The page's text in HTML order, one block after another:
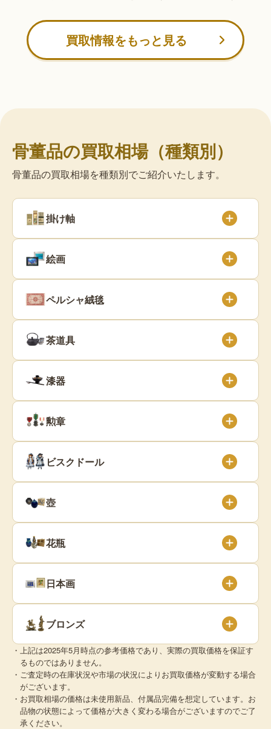
買取情報をもっと見る
骨董品の買取相場（種類別）
骨董品の買取相場を種類別でご紹介いたします。
掛け軸
絵画
ペルシャ絨毯
茶道具
漆器
勲章
ビスクドール
壺
花瓶
日本画
ブロンズ
・上記は2025年5月時点の参考価格であり、実際の買取価格を保証す
るものではありません。
・ご査定時の在庫状況や市場の状況によりお買取価格が変動する場合
がございます。
・お買取相場の価格は未使用新品、付属品完備を想定しています。お
品物の状態によって価格が大きく変わる場合がございますのでご了
承ください。